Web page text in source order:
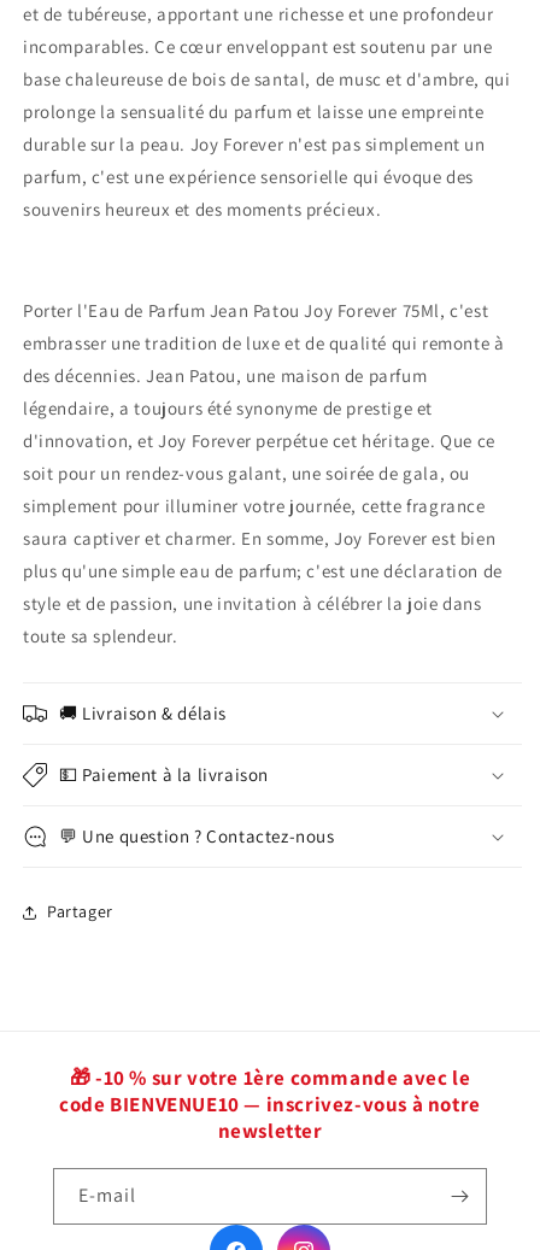
et de tubéreuse, apportant une richesse et une profondeur
incomparables. Ce cœur enveloppant est soutenu par une
base chaleureuse de bois de santal, de musc et d'ambre, qui
prolonge la sensualité du parfum et laisse une empreinte
durable sur la peau. Joy Forever n'est pas simplement un
parfum, c'est une expérience sensorielle qui évoque des
souvenirs heureux et des moments précieux.
Porter l'Eau de Parfum Jean Patou Joy Forever 75Ml, c'est
embrasser une tradition de luxe et de qualité qui remonte à
des décennies. Jean Patou, une maison de parfum
légendaire, a toujours été synonyme de prestige et
d'innovation, et Joy Forever perpétue cet héritage. Que ce
soit pour un rendez-vous galant, une soirée de gala, ou
simplement pour illuminer votre journée, cette fragrance
saura captiver et charmer. En somme, Joy Forever est bien
plus qu'une simple eau de parfum; c'est une déclaration de
style et de passion, une invitation à célébrer la joie dans
toute sa splendeur.
🚚 Livraison & délais
💵 Paiement à la livraison
💬 Une question ? Contactez-nous
Partager
🎁 -10 % sur votre 1ère commande avec le
code BIENVENUE10 — inscrivez-vous à notre
newsletter
E-mail